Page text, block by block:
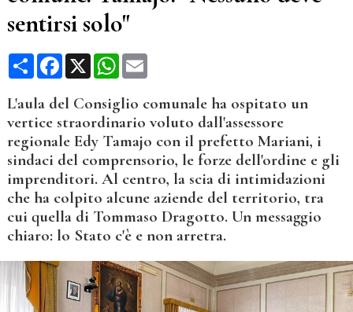
sentirsi solo"
CondividiFacebook
X WhatsApp
Email
L'aula del Consiglio comunale ha ospitato un
vertice straordinario voluto dall'assessore
regionale Edy Tamajo con il prefetto Mariani, i
sindaci del comprensorio, le forze dell'ordine e gli
imprenditori. Al centro, la scia di intimidazioni
che ha colpito alcune aziende del territorio, tra
cui quella di Tommaso Dragotto. Un messaggio
chiaro: lo Stato c'è e non arretra.